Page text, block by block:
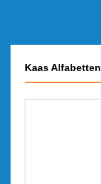
Kaas Alfabetten